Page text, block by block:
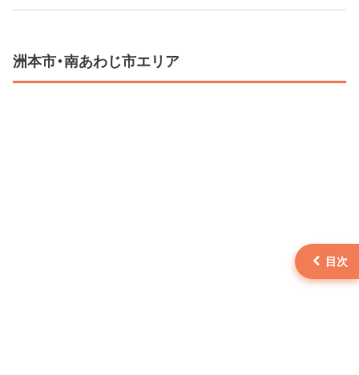
ＲＯ、ワールドクルーズ、ファンタジートレイン、ロ
マンチックドライブ、芝すべり、周遊エコ列車 おのこ
洲本市・南あわじ市エリア